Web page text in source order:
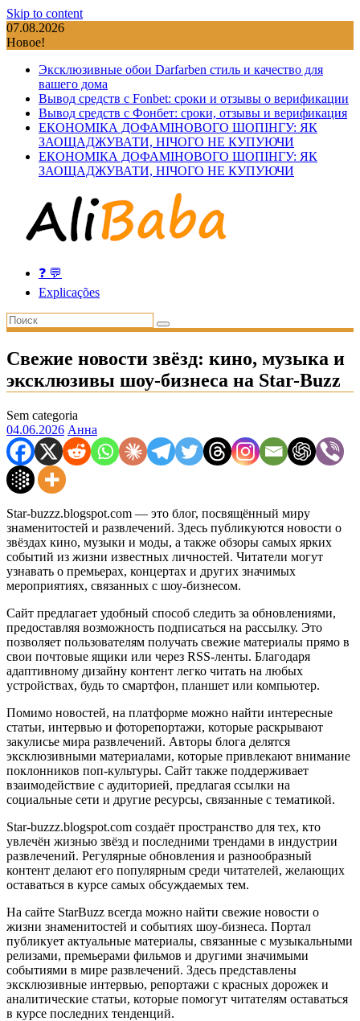
Skip to content
07.08.2026
Новое!
Эксклюзивные обои Darfarben стиль и качество для
вашего дома
Вывод средств с Fonbet: сроки и отзывы о верификации
Вывод средств с Фонбет: сроки, отзывы и верификация
ЕКОНОМІКА ДОФАМІНОВОГО ШОПІНГУ: ЯК
ЗАОЩАДЖУВАТИ, НІЧОГО НЕ КУПУЮЧИ
ЕКОНОМІКА ДОФАМІНОВОГО ШОПІНГУ: ЯК
ЗАОЩАДЖУВАТИ, НІЧОГО НЕ КУПУЮЧИ
❓ 💬
Explicações
Свежие новости звёзд: кино, музыка и
эксклюзивы шоу-бизнеса на Star-Buzz
Sem categoria
04.06.2026 Анна
Star-buzzz.blogspot.com — это блог, посвящённый миру
знаменитостей и развлечений. Здесь публикуются новости о
звёздах кино, музыки и моды, а также обзоры самых ярких
событий из жизни известных личностей. Читатели могут
узнавать о премьерах, концертах и других значимых
мероприятиях, связанных с шоу-бизнесом.
Сайт предлагает удобный способ следить за обновлениями,
предоставляя возможность подписаться на рассылку. Это
позволяет пользователям получать свежие материалы прямо в
свои почтовые ящики или через RSS-ленты. Благодаря
адаптивному дизайну контент легко читать на любых
устройствах, будь то смартфон, планшет или компьютер.
Помимо новостей, на платформе можно найти интересные
статьи, интервью и фоторепортажи, которые раскрывают
закулисье мира развлечений. Авторы блога делятся
эксклюзивными материалами, которые привлекают внимание
поклонников поп-культуры. Сайт также поддерживает
взаимодействие с аудиторией, предлагая ссылки на
социальные сети и другие ресурсы, связанные с тематикой.
Star-buzzz.blogspot.com создаёт пространство для тех, кто
увлечён жизнью звёзд и последними трендами в индустрии
развлечений. Регулярные обновления и разнообразный
контент делают его популярным среди читателей, желающих
оставаться в курсе самых обсуждаемых тем.
На сайте StarBuzz всегда можно найти свежие новости о
жизни знаменитостей и событиях шоу-бизнеса. Портал
публикует актуальные материалы, связанные с музыкальными
релизами, премьерами фильмов и другими значимыми
событиями в мире развлечений. Здесь представлены
эксклюзивные интервью, репортажи с красных дорожек и
аналитические статьи, которые помогут читателям оставаться
в курсе последних тенденций.